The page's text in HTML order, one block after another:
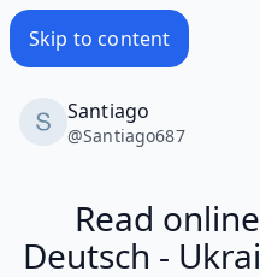
Skip to content
Santiago
@Santiago687
Read
Deutsch -